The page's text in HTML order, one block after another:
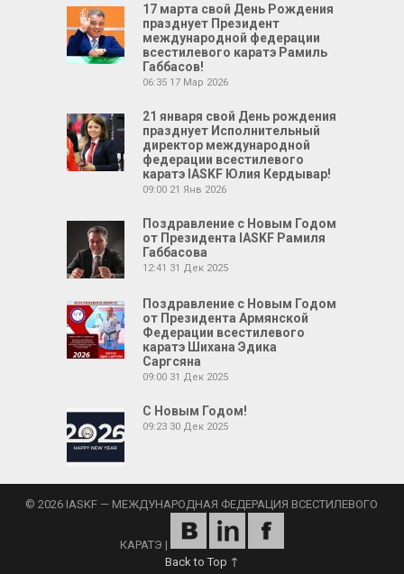
17 марта свой День Рождения
празднует Президент
международной федерации
всестилевого каратэ Рамиль
Габбасов!
06:35 17 Мар 2026
21 января свой День рождения
празднует Исполнительный
директор международной
федерации всестилевого
каратэ IASKF Юлия Кердывар!
09:00 21 Янв 2026
Поздравление с Новым Годом
от Президента IASKF Рамиля
Габбасова
12:41 31 Дек 2025
Поздравление с Новым Годом
от Президента Армянской
Федерации всестилевого
каратэ Шихана Эдика
Саргсяна
09:00 31 Дек 2025
С Новым Годом!
09:23 30 Дек 2025
© 2026 IASKF — МЕЖДУНАРОДНАЯ ФЕДЕРАЦИЯ ВСЕСТИЛЕВОГО
КАРАТЭ |
Back to Top ↑